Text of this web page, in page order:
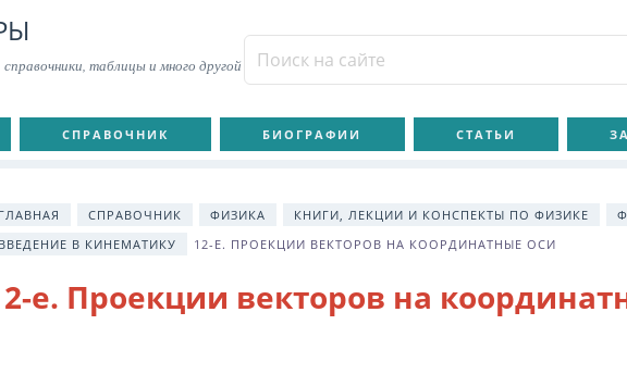
таблицы и много другой
СПРАВОЧНИК БИОГРАФИИ СТАТЬИ
СПРАВОЧНИК ФИЗИКА КНИГИ, ЛЕКЦИИ И КОНСПЕКТЫ ПО ФИЗИКЕ
В КИНЕМАТИКУ
12-Е. ПРОЕКЦИИ ВЕКТОРОВ НА КООРДИНАТНЫЕ ОСИ
е. Проекции векторов на